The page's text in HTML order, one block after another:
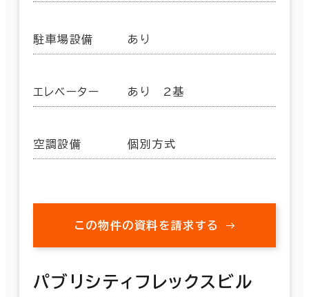
駐車場設備 あり
エレベーター あり 2基
空調設備 個別方式
この物件の資料を請求する
パブリシティフレックスビル